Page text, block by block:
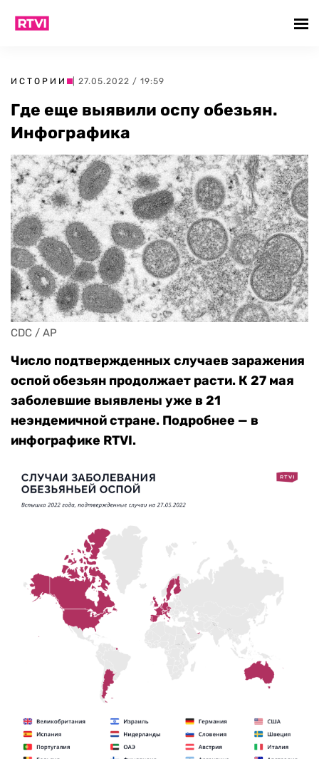
ИСТОРИИ | 27.05.2022 / 19:59
Где еще выявили оспу обезьян.
Инфографика
CDC / AP
Число подтвержденных случаев заражения
оспой обезьян продолжает расти. К 27 мая
заболевшие выявлены уже в 21
неэндемичной стране. Подробнее — в
инфографике RTVI.